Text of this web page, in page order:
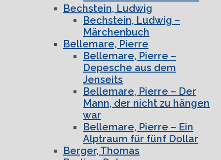
Bechstein, Ludwig
Bechstein, Ludwig –
Märchenbuch
Bellemare, Pierre
Bellemare, Pierre –
Depesche aus dem
Jenseits
Bellemare, Pierre – Der
Mann, der nicht zu hängen
war
Bellemare, Pierre – Ein
Alptraum für fünf Dollar
Berger, Thomas